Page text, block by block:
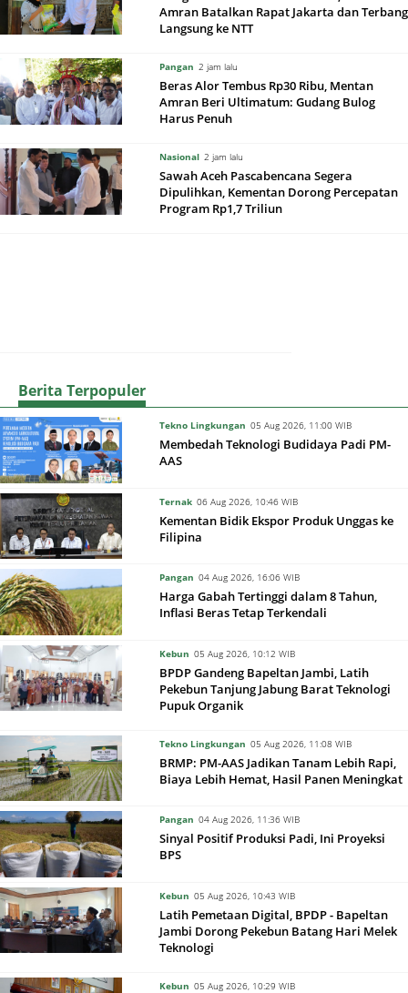
Amran Batalkan Rapat Jakarta dan Terbang
Langsung ke NTT
Pangan 2 jam lalu
Beras Alor Tembus Rp30 Ribu, Mentan
Amran Beri Ultimatum: Gudang Bulog
Harus Penuh
Nasional 2 jam lalu
Sawah Aceh Pascabencana Segera
Dipulihkan, Kementan Dorong Percepatan
Program Rp1,7 Triliun
Berita Terpopuler
Tekno Lingkungan 05 Aug 2026, 11:00 WIB
Membedah Teknologi Budidaya Padi PM-
AAS
Ternak 06 Aug 2026, 10:46 WIB
Kementan Bidik Ekspor Produk Unggas ke
Filipina
Pangan 04 Aug 2026, 16:06 WIB
Harga Gabah Tertinggi dalam 8 Tahun,
Inflasi Beras Tetap Terkendali
Kebun 05 Aug 2026, 10:12 WIB
BPDP Gandeng Bapeltan Jambi, Latih
Pekebun Tanjung Jabung Barat Teknologi
Pupuk Organik
Tekno Lingkungan 05 Aug 2026, 11:08 WIB
BRMP: PM-AAS Jadikan Tanam Lebih Rapi,
Biaya Lebih Hemat, Hasil Panen Meningkat
Pangan 04 Aug 2026, 11:36 WIB
Sinyal Positif Produksi Padi, Ini Proyeksi
BPS
Kebun 05 Aug 2026, 10:43 WIB
Latih Pemetaan Digital, BPDP - Bapeltan
Jambi Dorong Pekebun Batang Hari Melek
Teknologi
Kebun 05 Aug 2026, 10:29 WIB